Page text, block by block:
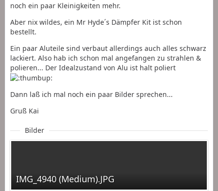
noch ein paar Kleinigkeiten mehr.
Aber nix wildes, ein Mr Hyde´s Dämpfer Kit ist schon
bestellt.
Ein paar Aluteile sind verbaut allerdings auch alles schwarz
lackiert. Also hab ich schon mal angefangen zu strahlen &
polieren... Der Idealzustand von Alu ist halt poliert
Dann laß ich mal noch ein paar Bilder sprechen...
Gruß Kai
Bilder
IMG_4940 (Medium).JPG